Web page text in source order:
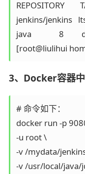
REPOSITORY
jenkins/jenkins
java              8
3、Docker容器
# 命令如下：
docker run -p
-u root \
-v /mydata/
-v /usr/local/java/